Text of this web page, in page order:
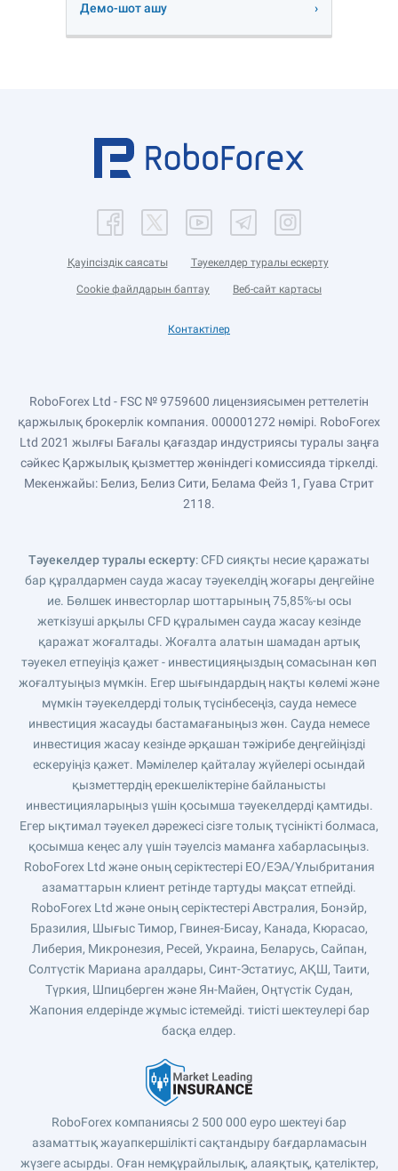
Демо-шот ашу
Қауіпсіздік саясаты Тәуекелдер туралы ескерту
Cookie файлдарын баптау Веб-сайт картасы
Контактілер
RoboForex Ltd - FSC № 9759600 лицензиясымен реттелетін
қаржылық брокерлік компания. 000001272 нөмірі. RoboForex
Ltd 2021 жылғы Бағалы қағаздар индустриясы туралы заңға
сәйкес Қаржылық қызметтер жөніндегі комиссияда тіркелді.
Мекенжайы: Белиз, Белиз Сити, Белама Фейз 1, Гуава Стрит
2118.
Тәуекелдер туралы ескерту: CFD сияқты несие қаражаты
бар құралдармен сауда жасау тәуекелдің жоғары деңгейіне
ие. Бөлшек инвесторлар шоттарының 75,85%-ы осы
жеткізуші арқылы CFD құралымен сауда жасау кезінде
қаражат жоғалтады. Жоғалта алатын шамадан артық
тәуекел етпеуіңіз қажет - инвестицияңыздың сомасынан көп
жоғалтуыңыз мүмкін. Егер шығындардың нақты көлемі және
мүмкін тәуекелдерді толық түсінбесеңіз, сауда немесе
инвестиция жасауды бастамағаныңыз жөн. Сауда немесе
инвестиция жасау кезінде әрқашан тәжірибе деңгейіңізді
ескеруіңіз қажет. Мәмілелер қайталау жүйелері осындай
қызметтердің ерекшеліктеріне байланысты
инвестицияларыңыз үшін қосымша тәуекелдерді қамтиды.
Егер ықтимал тәуекел дәрежесі сізге толық түсінікті болмаса,
қосымша кеңес алу үшін тәуелсіз маманға хабарласыңыз.
RoboForex Ltd және оның серіктестері ЕО/ЕЭА/Ұлыбритания
азаматтарын клиент ретінде тартуды мақсат етпейді.
RoboForex Ltd және оның серіктестері Австралия, Бонэйр,
Бразилия, Шығыс Тимор, Гвинея-Бисау, Канада, Кюрасао,
Либерия, Микронезия, Ресей, Украина, Беларусь, Сайпан,
Солтүстік Мариана аралдары, Синт-Эстатиус, АҚШ, Таити,
Түркия, Шпицберген және Ян-Майен, Оңтүстік Судан,
Жапония елдерінде жұмыс істемейді. тиісті шектеулері бар
басқа елдер.
RoboForex компаниясы 2 500 000 еуро шектеуі бар
азаматтық жауапкершілікті сақтандыру бағдарламасын
жүзеге асырды. Оған немқұрайлылық, алаяқтық, қателіктер,